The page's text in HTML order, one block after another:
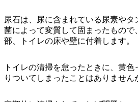
尿石は、尿に含まれている尿素やタ
菌によって変質して固まったもので、
部、トイレの床や壁に付着します。
トイレの清掃を怠ったときに、黄
りついてしまったことはありません